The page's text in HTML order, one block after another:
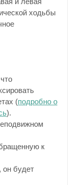
ходьбы
(подробно о
).
к
он будет